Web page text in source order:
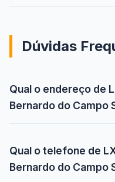
Dúvidas
Qual o endereço de
Bernardo do Campo
Qual o telefone de
Bernardo do Campo